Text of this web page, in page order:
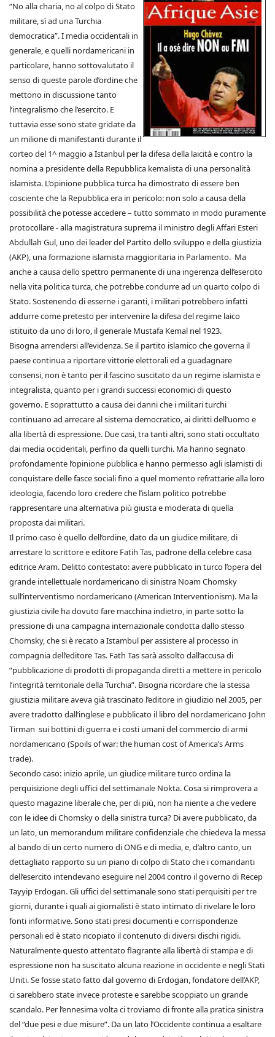
“No alla charia, no al colpo di Stato
militare, sì ad una Turchia
democratica”. I media occidentali in
generale, e quelli nordamericani in
particolare, hanno sottovalutato il
senso di queste parole d’ordine che
mettono in discussione tanto
l’integralismo che l’esercito. E
tuttavia esse sono state gridate da
un milione di manifestanti durante il
corteo del 1^ maggio a Istanbul per la difesa della laicità e contro la
nomina a presidente della Repubblica kemalista di una personalità
islamista. L’opinione pubblica turca ha dimostrato di essere ben
cosciente che la Repubblica era in pericolo: non solo a causa della
possibilità che potesse accedere – tutto sommato in modo puramente
protocollare - alla magistratura suprema il ministro degli Affari Esteri
Abdullah Gul, uno dei leader del Partito dello sviluppo e della giustizia
(AKP), una formazione islamista maggioritaria in Parlamento. Ma
anche a causa dello spettro permanente di una ingerenza dell’esercito
nella vita politica turca, che potrebbe condurre ad un quarto colpo di
Stato. Sostenendo di esserne i garanti, i militari potrebbero infatti
addurre come pretesto per intervenire la difesa del regime laico
istituito da uno di loro, il generale Mustafa Kemal nel 1923.
Bisogna arrendersi all’evidenza. Se il partito islamico che governa il
paese continua a riportare vittorie elettorali ed a guadagnare
consensi, non è tanto per il fascino suscitato da un regime islamista e
integralista, quanto per i grandi successi economici di questo
governo. E soprattutto a causa dei danni che i militari turchi
continuano ad arrecare al sistema democratico, ai diritti dell’uomo e
alla libertà di espressione. Due casi, tra tanti altri, sono stati occultato
dai media occidentali, perfino da quelli turchi. Ma hanno segnato
profondamente l’opinione pubblica e hanno permesso agli islamisti di
conquistare delle fasce sociali fino a quel momento refrattarie alla loro
ideologia, facendo loro credere che l’islam politico potrebbe
rappresentare una alternativa più giusta e moderata di quella
proposta dai militari.
Il primo caso è quello dell’ordine, dato da un giudice militare, di
arrestare lo scrittore e editore Fatih Tas, padrone della celebre casa
editrice Aram. Delitto contestato: avere pubblicato in turco l’opera del
grande intellettuale nordamericano di sinistra Noam Chomsky
sull’interventismo nordamericano (American Interventionism). Ma la
giustizia civile ha dovuto fare macchina indietro, in parte sotto la
pressione di una campagna internazionale condotta dallo stesso
Chomsky, che si è recato a Istambul per assistere al processo in
compagnia dell’editore Tas. Fath Tas sarà assolto dall’accusa di
“pubblicazione di prodotti di propaganda diretti a mettere in pericolo
l’integrità territoriale della Turchia”. Bisogna ricordare che la stessa
giustizia militare aveva già trascinato l’editore in giudizio nel 2005, per
avere tradotto dall’inglese e pubblicato il libro del nordamericano John
Tirman sui bottini di guerra e i costi umani del commercio di armi
nordamericano (Spoils of war: the human cost of America’s Arms
trade).
Secondo caso: inizio aprile, un giudice militare turco ordina la
perquisizione degli uffici del settimanale Nokta. Cosa si rimprovera a
questo magazine liberale che, per di più, non ha niente a che vedere
con le idee di Chomsky o della sinistra turca? Di avere pubblicato, da
un lato, un memorandum militare confidenziale che chiedeva la messa
al bando di un certo numero di ONG e di media, e, d’altro canto, un
dettagliato rapporto su un piano di colpo di Stato che i comandanti
dell’esercito intendevano eseguire nel 2004 contro il governo di Recep
Tayyip Erdogan. Gli uffici del settimanale sono stati perquisiti per tre
giorni, durante i quali ai giornalisti è stato intimato di rivelare le loro
fonti informative. Sono stati presi documenti e corrispondenze
personali ed è stato ricopiato il contenuto di diversi dischi rigidi.
Naturalmente questo attentato flagrante alla libertà di stampa e di
espressione non ha suscitato alcuna reazione in occidente e negli Stati
Uniti. Se fosse stato fatto dal governo di Erdogan, fondatore dell’AKP,
ci sarebbero state invece proteste e sarebbe scoppiato un grande
scandalo. Per l’ennesima volta ci troviamo di fronte alla pratica sinistra
del “due pesi e due misure”. Da un lato l’Occidente continua a esaltare